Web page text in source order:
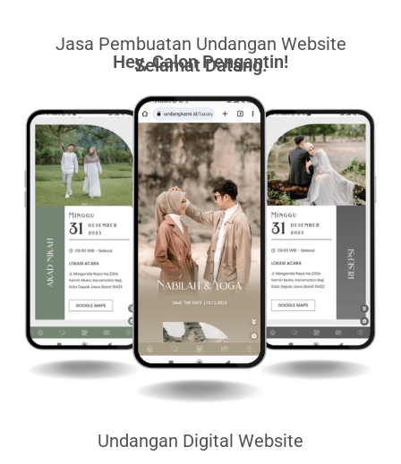
Jasa Pembuatan Undangan Website
Hey, Calon Pengantin!
Selamat Datang.
Undangan Digital Website​